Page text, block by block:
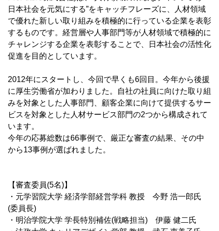
日本社会を元気にする”をキャッチフレーズに、人材領域
で優れた新しい取り組みを積極的に行っている企業を表彰
するものです。経営層や人事部門等が人材領域で積極的に
チャレンジする企業を表彰することで、日本社会の活性化
促進を目的としています。
2012年にスタートし、今回で早くも6回目。今年から後援
に厚生労働省が加わりました。自社の社員に向けた取り組
みを対象とした人事部門、顧客企業に向けて提供するサー
ビスを対象とした人材サービス部門の2つから構成されて
います。
今年の応募総数は66事例で、厳正な審査の結果、その中
から13事例が選ばれました。
【審査委員(5名)】
・元学習院大学 経済学部経営学科 教授 今野 浩一郎氏
(委員長)
・明治学院大学 学長特別補佐(戦略担当) 伊藤 健二氏